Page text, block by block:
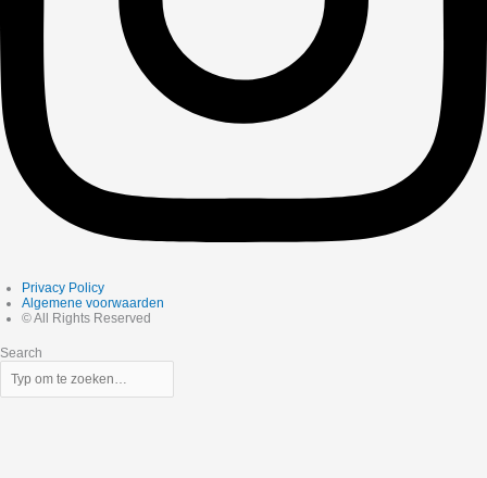
Privacy Policy
Algemene voorwaarden
© All Rights Reserved
Search